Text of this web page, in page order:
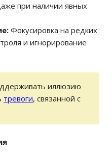
при наличии явных
Фокусировка на редких
и игнорирование
иллюзию
тревоги, связанной с